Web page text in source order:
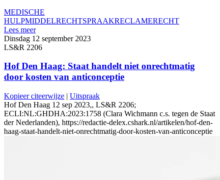
MEDISCHE
HULPMIDDELRECHTSPRAAKRECLAMERECHT
Lees meer
Dinsdag 12 september 2023
LS&R 2206
Hof Den Haag: Staat handelt niet onrechtmatig
door kosten van anticonceptie
Kopieer citeerwijze | Uitspraak
Hof Den Haag 12 sep 2023,, LS&R 2206;
ECLI:NL:GHDHA:2023:1758 (Clara Wichmann c.s. tegen de Staat
der Nederlanden), https://redactie-delex.cshark.nl/artikelen/hof-den-
haag-staat-handelt-niet-onrechtmatig-door-kosten-van-anticonceptie